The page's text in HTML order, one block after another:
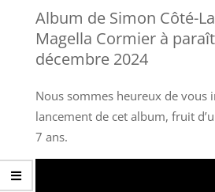
09-
13
Album de Simon Côté-
Magella Cormier à
décembre 2024
Nous sommes heureux de vous
lancement de cet album, fruit
7 ans.